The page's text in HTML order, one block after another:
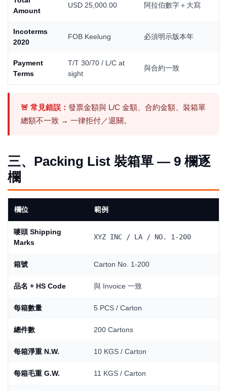
Amount
USD 25,000.00 阿拉伯數字＋大寫
Incoterms
2020
FOB Keelung 必須明示版本年
Payment
Terms
T/T 30/70 / L/C at
sight
與合約一致
🚨 常見錯誤： 發票金額與 L/C 金額、合約金額、裝箱單
總額不一致 → 一律拒付／退關。
三、Packing List 裝箱單 — 9 欄逐
欄
欄位 範例
嘜頭 Shipping
Marks
XYZ INC / LA / NO. 1-200
箱號 Carton No. 1-200
品名 + HS Code 與 Invoice 一致
每箱數量 5 PCS / Carton
總件數 200 Cartons
每箱淨重 N.W. 10 KGS / Carton
每箱毛重 G.W. 11 KGS / Carton